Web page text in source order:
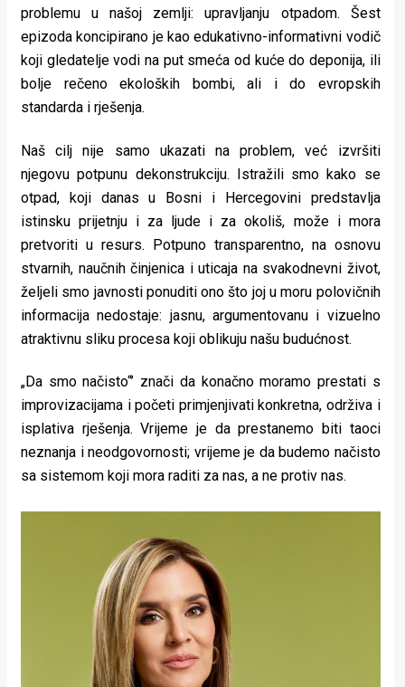
problemu u našoj zemlji: upravljanju otpadom. Šest
epizoda koncipirano je kao edukativno-informativni vodič
koji gledatelje vodi na put smeća od kuće do deponija, ili
bolje rečeno ekoloških bombi, ali i do evropskih
standarda i rješenja.
Naš cilj nije samo ukazati na problem, već izvršiti
njegovu potpunu dekonstrukciju. Istražili smo kako se
otpad, koji danas u Bosni i Hercegovini predstavlja
istinsku prijetnju i za ljude i za okoliš, može i mora
pretvoriti u resurs. Potpuno transparentno, na osnovu
stvarnih, naučnih činjenica i uticaja na svakodnevni život,
željeli smo javnosti ponuditi ono što joj u moru polovičnih
informacija nedostaje: jasnu, argumentovanu i vizuelno
atraktivnu sliku procesa koji oblikuju našu budućnost.
„Da smo načisto“’ znači da konačno moramo prestati s
improvizacijama i početi primjenjivati konkretna, održiva i
isplativa rješenja. Vrijeme je da prestanemo biti taoci
neznanja i neodgovornosti; vrijeme je da budemo načisto
sa sistemom koji mora raditi za nas, a ne protiv nas.